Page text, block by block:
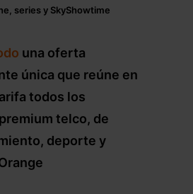
seriesy SkyShowtime
una oferta
única que reúne en
todos los
telco, de
deporte y